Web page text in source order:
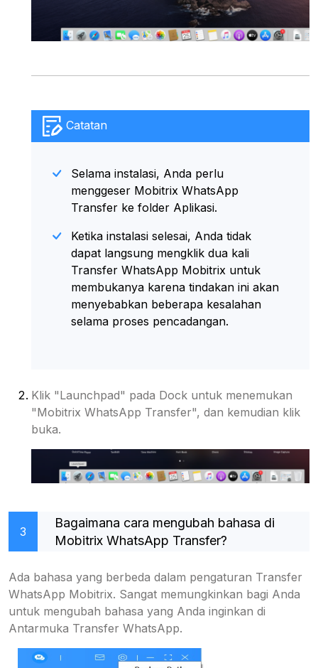
Catatan
Selama instalasi, Anda perlu
menggeser Mobitrix WhatsApp
Transfer ke folder Aplikasi.
Ketika instalasi selesai, Anda tidak
dapat langsung mengklik dua kali
Transfer WhatsApp Mobitrix untuk
membukanya karena tindakan ini akan
menyebabkan beberapa kesalahan
selama proses pencadangan.
Klik "Launchpad" pada Dock untuk menemukan
"Mobitrix WhatsApp Transfer", dan kemudian klik
buka.
3
Bagaimana cara mengubah bahasa di
Mobitrix WhatsApp Transfer?
Ada bahasa yang berbeda dalam pengaturan Transfer
WhatsApp Mobitrix. Sangat memungkinkan bagi Anda
untuk mengubah bahasa yang Anda inginkan di
Antarmuka Transfer WhatsApp.